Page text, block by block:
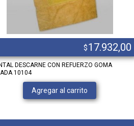
$17.932,00
DESCARNE CON REFUERZO GOMA
10104
Agregar al carrito